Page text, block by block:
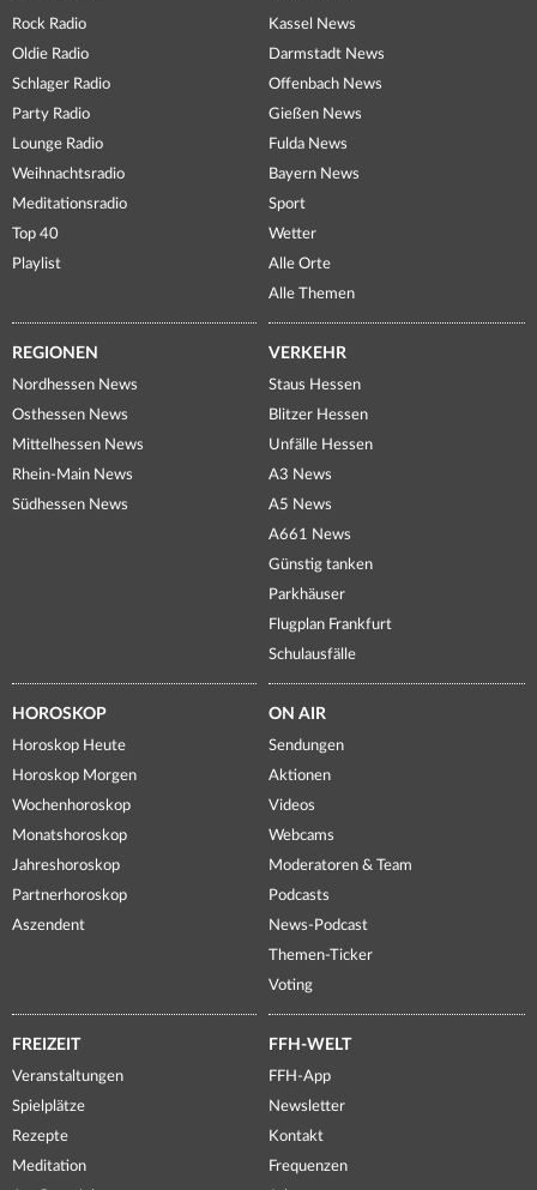
Rock Radio
Oldie Radio
Schlager Radio
Party Radio
Lounge Radio
Weihnachtsradio
Meditationsradio
Top 40
Playlist
Kassel News
Darmstadt News
Offenbach News
Gießen News
Fulda News
Bayern News
Sport
Wetter
Alle Orte
Alle Themen
REGIONEN
Nordhessen News
Osthessen News
Mittelhessen News
Rhein-Main News
Südhessen News
VERKEHR
Staus Hessen
Blitzer Hessen
Unfälle Hessen
A3 News
A5 News
A661 News
Günstig tanken
Parkhäuser
Flugplan Frankfurt
Schulausfälle
HOROSKOP
Horoskop Heute
Horoskop Morgen
Wochenhoroskop
Monatshoroskop
Jahreshoroskop
Partnerhoroskop
Aszendent
ON AIR
Sendungen
Aktionen
Videos
Webcams
Moderatoren & Team
Podcasts
News-Podcast
Themen-Ticker
Voting
FREIZEIT
Veranstaltungen
Spielplätze
Rezepte
Meditation
FFH-WELT
FFH-App
Newsletter
Kontakt
Frequenzen